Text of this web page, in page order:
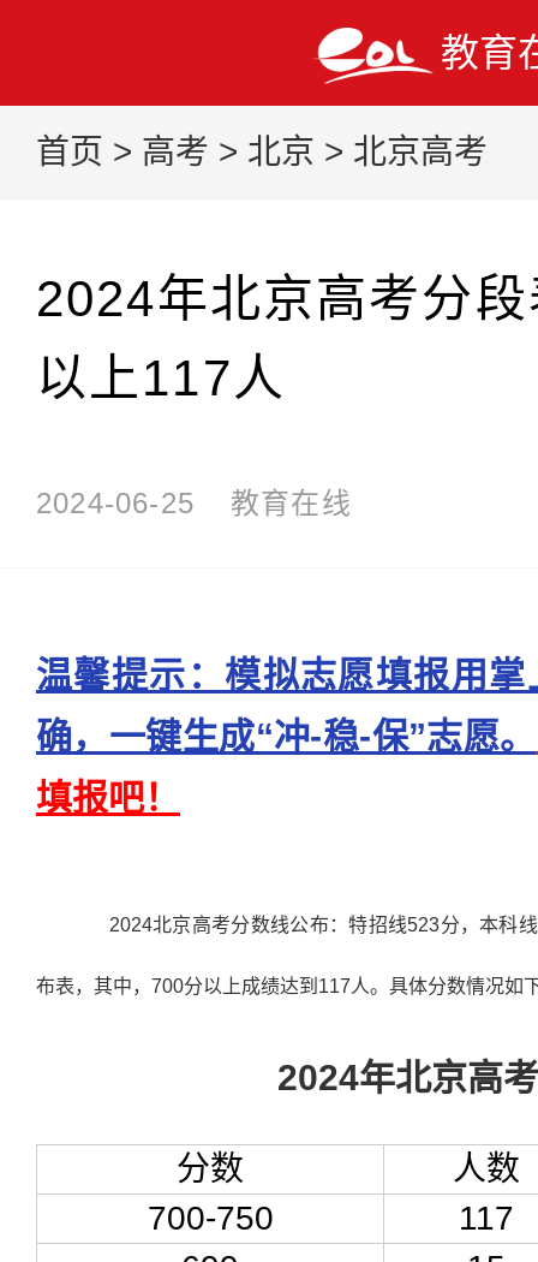
教育
首页 > 高考 > 北京 > 北京高考
2024年北京高考分
以上117人
2024-06-25 教育在线
温馨提示：模拟志愿填报用
确，一键生成“冲-稳-保”志愿。
填报吧！
2024北京高考分数线公布：特招线523分，本科
布表，其中，700分以上成绩达到117人。具体分数情况如
2024年北京高
分数
人数
700-750
117